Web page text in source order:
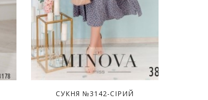
СУКНЯ №3142-СІРИЙ